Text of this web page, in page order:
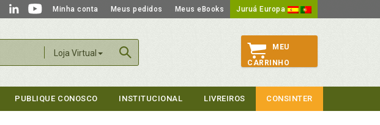
Minha conta Meus pedidos Meus eBooks Juruá Europa
Loja Virtual
MEU
CARRINHO
PUBLIQUE CONOSCO INSTITUCIONAL LIVREIROS CONSINTER